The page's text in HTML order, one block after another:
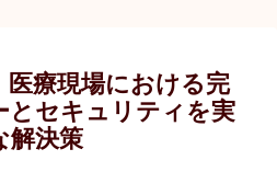
療現場における完
とセキュリティを実
解決策